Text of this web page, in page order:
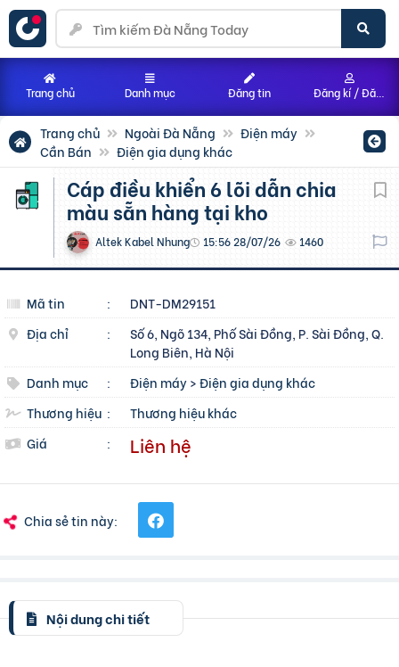
Trang chủ Ngoài Đà Nẵng
Điện máy
Cần Bán
Điện gia dụng khác
Cáp điều khiển 6 lõi dẫn chia
màu sẵn hàng tại kho
Altek Kabel Nhung 15:56 28/07/26 1460
Mã tin :
DNT-DM29151
Địa chỉ
:
Số 6, Ngõ 134, Phố Sài Đồng, P. Sài Đồng, Q.
Long Biên, Hà Nội
Danh mục
: Điện máy>Điện gia dụng khác
Thương hiệu :
Thương hiệu khác
Giá
: Liên hệ
Chia sẻ tin này:
Nội dung chi tiết
Trang chủ Danh mục Đăng tin